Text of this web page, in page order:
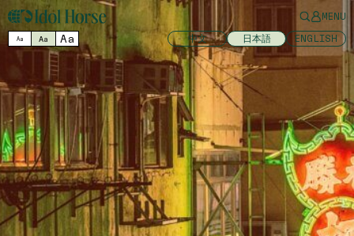
MENU
Aa Aa Aa 中文 日本語 ENGLISH